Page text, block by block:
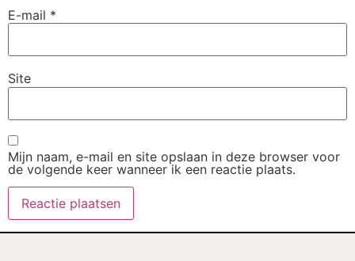
E-mail *
Site
Mijn naam, e-mail en site opslaan in deze browser voor
de volgende keer wanneer ik een reactie plaats.